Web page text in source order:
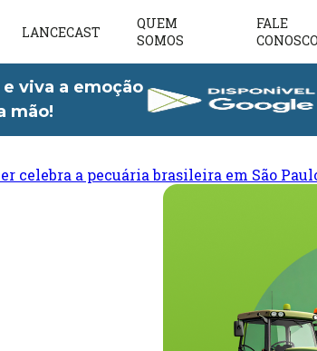
LANCECAST
QUEM
SOMOS
FALE
CONOSCO
viva a emoção
mão!
celebra a pecuária brasileira em São